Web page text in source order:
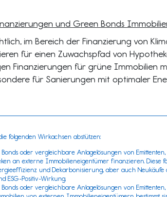
und Green Bonds
im Bereich der Finanzierung von
für einen Zuwachspfad von
Finanzierungen für grüne Immobilien
für Sanierungen mit optimaler
folgenden Wirkachsen abstützen:
oder vergleichbare Anlagelösungen von
an externe Immobilieneigentümer finanzieren. Diese
und Dekarbonisierung, aber auch Neukäufe
ESG-Positiv-Wirkung.
oder vergleichbare Anlagelösungen von